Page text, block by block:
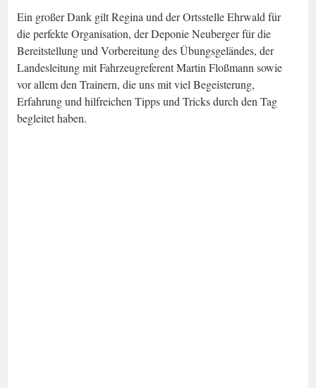
Ein großer Dank gilt Regina und der Ortsstelle Ehrwald für
die perfekte Organisation, der Deponie Neuberger für die
Bereitstellung und Vorbereitung des Übungsgeländes, der
Landesleitung mit Fahrzeugreferent Martin Floßmann sowie
vor allem den Trainern, die uns mit viel Begeisterung,
Erfahrung und hilfreichen Tipps und Tricks durch den Tag
begleitet haben.